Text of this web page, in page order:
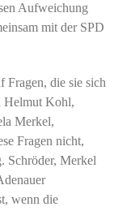
Aufweichung
mit der SPD
Fragen, die sie sich
Helmut Kohl,
Merkel,
Fragen nicht,
Schröder, Merkel
wenn die